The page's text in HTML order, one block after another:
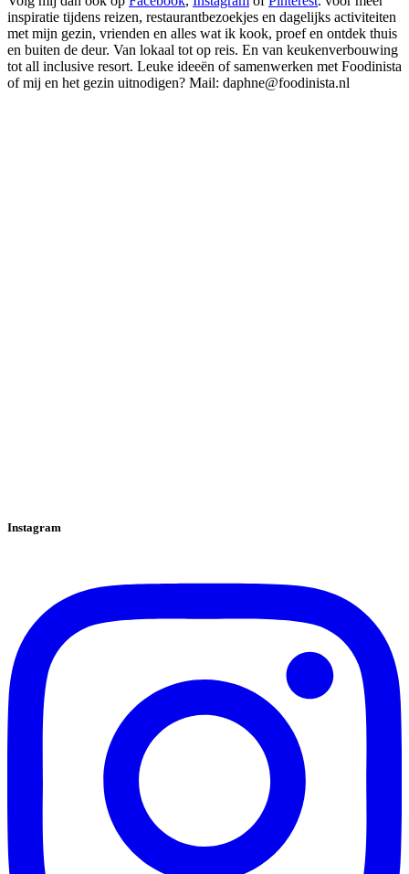
inspiratie tijdens reizen, restaurantbezoekjes en dagelijks activiteiten
met mijn gezin, vrienden en alles wat ik kook, proef en ontdek thuis
en buiten de deur. Van lokaal tot op reis. En van keukenverbouwing
tot all inclusive resort. Leuke ideeën of samenwerken met Foodinista
of mij en het gezin uitnodigen? Mail: daphne@foodinista.nl
Instagram